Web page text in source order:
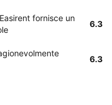
fornisce un
6.3
6.3